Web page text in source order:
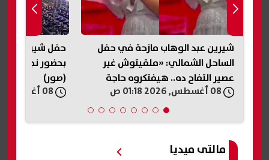
شيرين عبد الوهاب مازحة في حفل
الساحل الشمالي: «ملقيتوش غير
عصير التفاح ده.. هيفتكروه حاجة
تانية؟»
حفل شيرين عبد
بحضور نجوم
(صور)
مالتى ميديا